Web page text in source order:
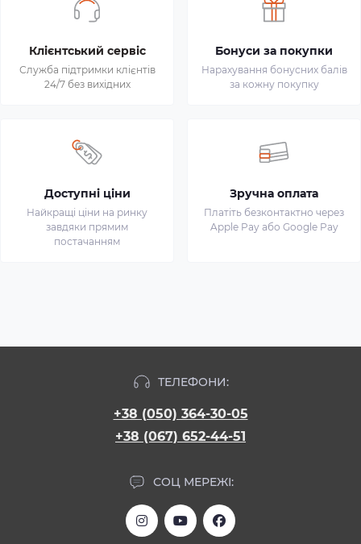
Клієнтський сервіс
Служба підтримки клієнтів
24/7 без вихідних
Бонуси за покупки
Нарахування бонусних балів
за кожну покупку
Доступні ціни
Найкращі ціни на ринку
завдяки прямим
постачанням
Зручна оплата
Платіть безконтактно через
Apple Pay або Google Pay
ТЕЛЕФОНИ:
+38 (050) 364-30-05
+38 (067) 652-44-51
СОЦ МЕРЕЖІ: